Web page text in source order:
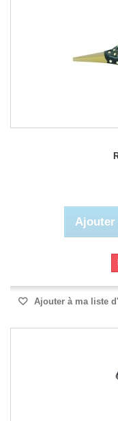
Ajouter
Ajouter à ma liste